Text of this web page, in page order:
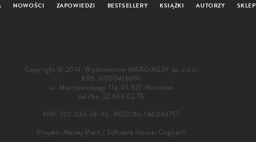
NOWOŚCI ZAPOWIEDZI BESTSELLERY KSIĄŻKI AUTORZY SKLEP
Copyright © 2014. Wydawnictwo MARGINESY Sp. z o.o.
KRS: 0000416091
ul. Mierosławskiego 11a, 01-527 Warszawa
tel./fax. 22 663 02 75
NIP: 701-033-74-95 , REGON: 146063757
Projekt: Maciej Mach | Software House: Cogitech